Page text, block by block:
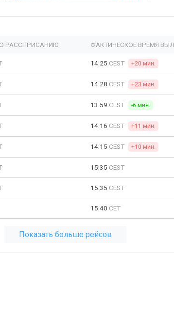
РАССПРИСАНИЮ ФАКТИЧЕСКОЕ ВРЕМЯ
14:25 CEST +20 мин.
14:28 CEST +23 мин.
13:59 CEST -6 мин.
14:16 CEST +11 мин.
14:15 CEST +10 мин.
15:35 CEST
15:35 CEST
15:40 CET
Показать больше рейсов